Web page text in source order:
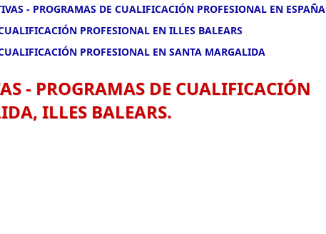
- PROGRAMAS DE CUALIFICACIÓN PROFESIONAL EN ESPAÑA
PROFESIONAL EN ILLES BALEARS
PROFESIONAL EN SANTA MARGALIDA
- PROGRAMAS DE CUALIFICACIÓN
ILLES BALEARS.